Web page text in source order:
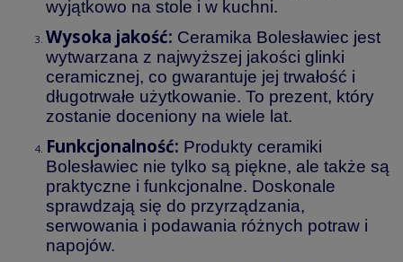
wyjątkowo na stole i w kuchni.
Wysoka jakość: Ceramika Bolesławiec jest
wytwarzana z najwyższej jakości glinki
ceramicznej, co gwarantuje jej trwałość i
długotrwałe użytkowanie. To prezent, który
zostanie doceniony na wiele lat.
Funkcjonalność: Produkty ceramiki
Bolesławiec nie tylko są piękne, ale także są
praktyczne i funkcjonalne. Doskonale
sprawdzają się do przyrządzania,
serwowania i podawania różnych potraw i
napojów.